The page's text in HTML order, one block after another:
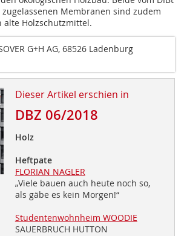
zugelassenen Membranen sind zudem
alte Holzschutzmittel.
G+H AG, 68526 Ladenburg
Dieser Artikel erschien in
DBZ 06/2018
Holz
Heftpate
FLORIAN NAGLER
„Viele bauen auch heute noch so,
als gäbe es kein Morgen!“
Studentenwohnheim WOODIE
SAUERBRUCH HUTTON